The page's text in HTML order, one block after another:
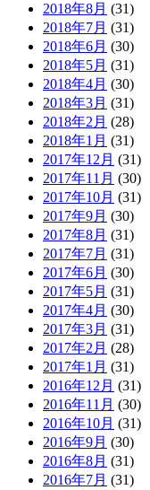
2018年8月 (31)
2018年7月 (31)
2018年6月 (30)
2018年5月 (31)
2018年4月 (30)
2018年3月 (31)
2018年2月 (28)
2018年1月 (31)
2017年12月 (31)
2017年11月 (30)
2017年10月 (31)
2017年9月 (30)
2017年8月 (31)
2017年7月 (31)
2017年6月 (30)
2017年5月 (31)
2017年4月 (30)
2017年3月 (31)
2017年2月 (28)
2017年1月 (31)
2016年12月 (31)
2016年11月 (30)
2016年10月 (31)
2016年9月 (30)
2016年8月 (31)
2016年7月 (31)